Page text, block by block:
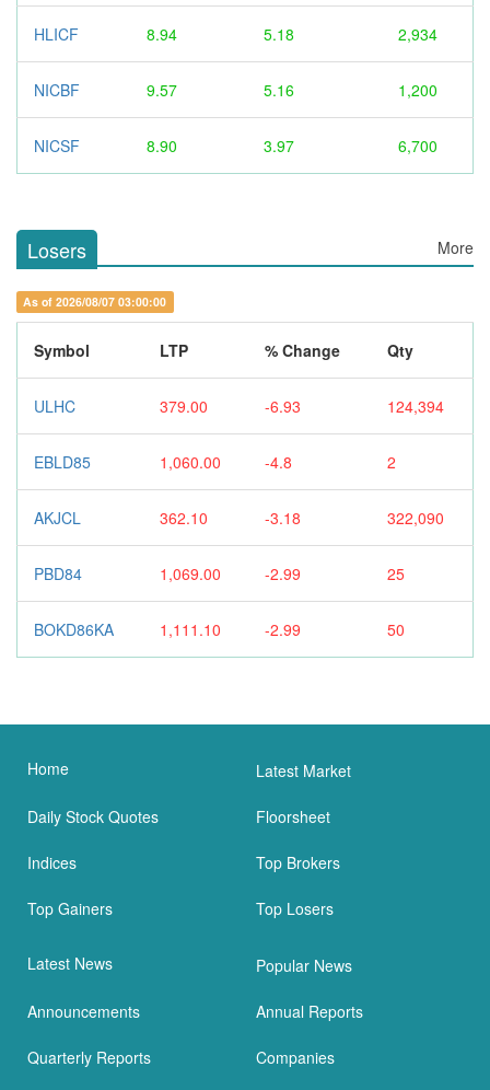
HLICF 8.94 5.18 2,934
NICBF 9.57 5.16 1,200
NICSF 8.90 3.97 6,700
Losers More
As of 2026/08/07 03:00:00
Symbol LTP % Change Qty
ULHC 379.00 -6.93 124,394
EBLD85 1,060.00 -4.8 2
AKJCL 362.10 -3.18 322,090
PBD84 1,069.00 -2.99 25
BOKD86KA 1,111.10 -2.99 50
Home Latest Market
Daily Stock Quotes Floorsheet
Indices Top Brokers
Top Gainers Top Losers
Latest News Popular News
Announcements Annual Reports
Quarterly Reports Companies